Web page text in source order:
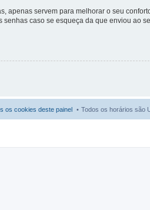
apenas servem para melhorar o seu
caso se esqueça da que enviou ao se
Todos os horários são
os cookies deste painel